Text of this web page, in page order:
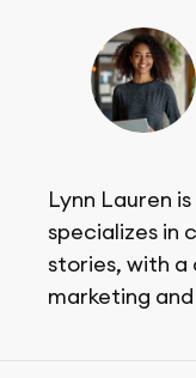
Lynn Lauren
specializes in
stories, with a
marketing